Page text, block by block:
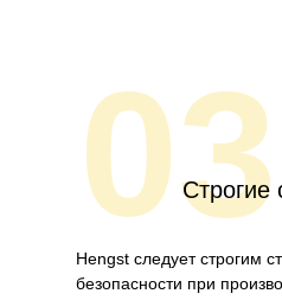
03
Строгие
Hengst следует строгим
безопасности при